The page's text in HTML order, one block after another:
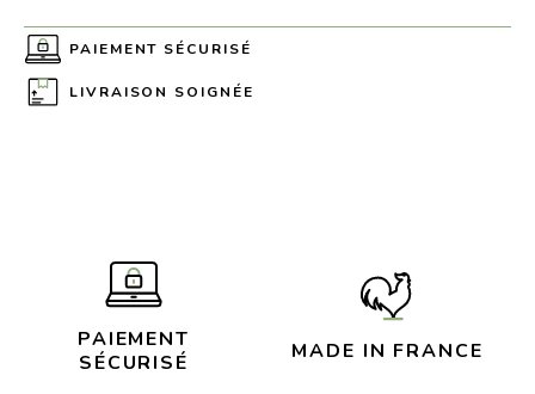
PAIEMENT SÉCURISÉ
LIVRAISON SOIGNÉE
PAIEMENT
SÉCURISÉ
MADE IN FRANCE